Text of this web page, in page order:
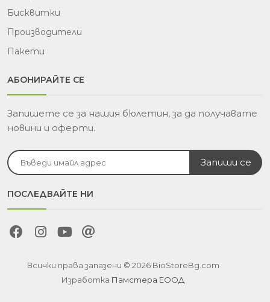
Бисквитки
Производители
Пакети
АБОНИРАЙТЕ СЕ
Запишете се за нашия бюлетин, за да получавате
новини и оферти.
ПОСЛЕДВАЙТЕ НИ
Всички права запазени © 2026 BioStoreBg.com
Изработка Памстера ЕООД